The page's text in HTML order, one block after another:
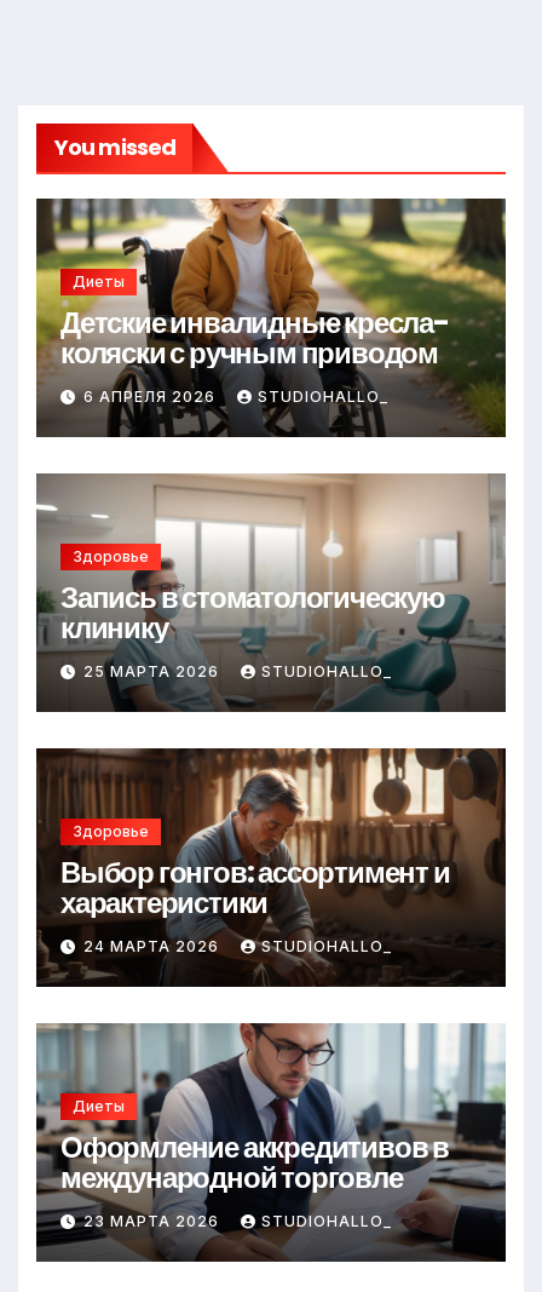
You missed
Диеты
Детские инвалидные кресла-
коляски с ручным приводом
6 АПРЕЛЯ 2026 STUDIOHALLO_
Здоровье
Запись в стоматологическую
клинику
25 МАРТА 2026 STUDIOHALLO_
Здоровье
Выбор гонгов: ассортимент и
характеристики
24 МАРТА 2026 STUDIOHALLO_
Диеты
Оформление аккредитивов в
международной торговле
23 МАРТА 2026 STUDIOHALLO_